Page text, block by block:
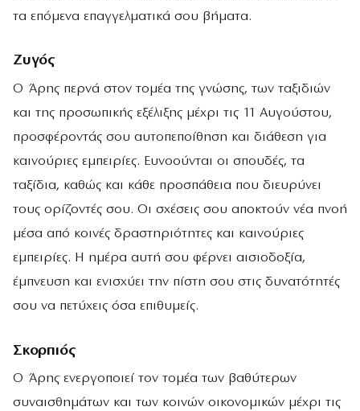
τα επόμενα επαγγελματικά σου βήματα.
Ζυγός
Ο Άρης περνά στον τομέα της γνώσης, των ταξιδιών
και της προσωπικής εξέλιξης μέχρι τις 11 Αυγούστου,
προσφέροντάς σου αυτοπεποίθηση και διάθεση για
καινούριες εμπειρίες. Ευνοούνται οι σπουδές, τα
ταξίδια, καθώς και κάθε προσπάθεια που διευρύνει
τους ορίζοντές σου. Οι σχέσεις σου αποκτούν νέα πνοή
μέσα από κοινές δραστηριότητες και καινούριες
εμπειρίες. Η ημέρα αυτή σου φέρνει αισιοδοξία,
έμπνευση και ενισχύει την πίστη σου στις δυνατότητές
σου να πετύχεις όσα επιθυμείς.
Σκορπιός
Ο Άρης ενεργοποιεί τον τομέα των βαθύτερων
συναισθημάτων και των κοινών οικονομικών μέχρι τις